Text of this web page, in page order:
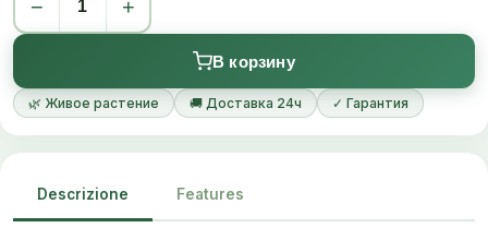
− +
В корзину
🌿 Живое растение 🚚 Доставка 24ч ✓ Гарантия
Descrizione Features